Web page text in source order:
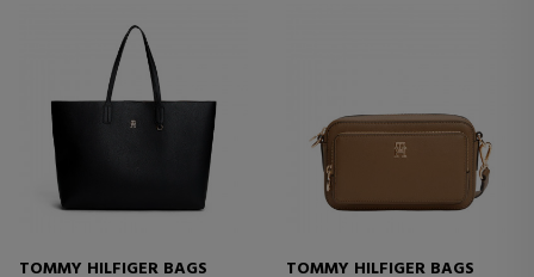
TOMMY HILFIGER BAGS TOMMY HILFIGER BAGS